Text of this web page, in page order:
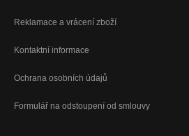
Reklamace a vrácení zboží
Kontaktní informace
Ochrana osobních údajů
Formulář na odstoupení od smlouvy